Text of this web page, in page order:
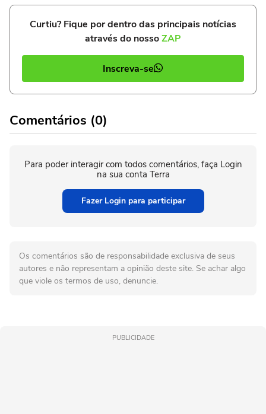
Curtiu? Fique por dentro das principais notícias
através do nossoZAP
Inscreva-se
Comentários (0)
Para poder interagir com todos comentários, faça Login
na sua conta Terra
Fazer Login para participar
Os comentários são de responsabilidade exclusiva de seus
autores e não representam a opinião deste site. Se achar algo
que viole os termos de uso, denuncie.
PUBLICIDADE